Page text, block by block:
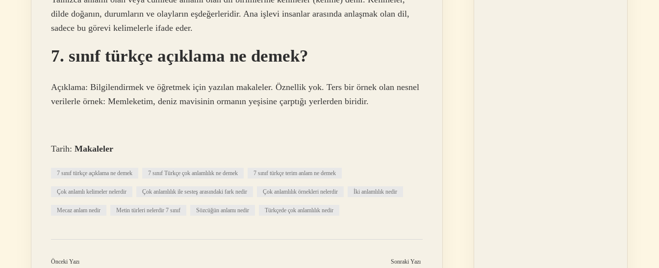
dilde doğanın, durumların ve olayların eşdeğerleridir. Ana işlevi insanlar arasında anlaşmak olan dil,
sadece bu görevi kelimelerle ifade eder.
7. sınıf türkçe açıklama ne demek?
Açıklama: Bilgilendirmek ve öğretmek için yazılan makaleler. Öznellik yok. Ters bir örnek olan nesnel
verilerle örnek: Memleketim, deniz mavisinin ormanın yeşisine çarptığı yerlerden biridir.
Tarih: Makaleler
7 sınıf türkçe açıklama ne demek 7 sınıf Türkçe çok anlamlılık ne demek 7 sınıf türkçe terim anlam ne demek
Çok anlamlı kelimeler nelerdir Çok anlamlılık ile sesteş arasındaki fark nedir Çok anlamlılık örnekleri nelerdir İki anlamlılık nedir
Mecaz anlam nedir Metin türleri nelerdir 7 sınıf Sözcüğün anlamı nedir Türkçede çok anlamlılık nedir
Önceki Yazı Sonraki Yazı